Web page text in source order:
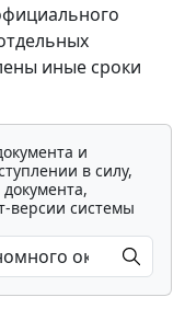
иные сроки
и
в силу,
версии системы